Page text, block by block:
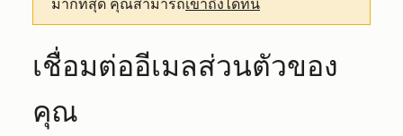
มากที่สุด คุณสามารถเข้าถึงได้ที่นี่
เชื่อมต่ออีเมลส่วนตัวของ
คุณ